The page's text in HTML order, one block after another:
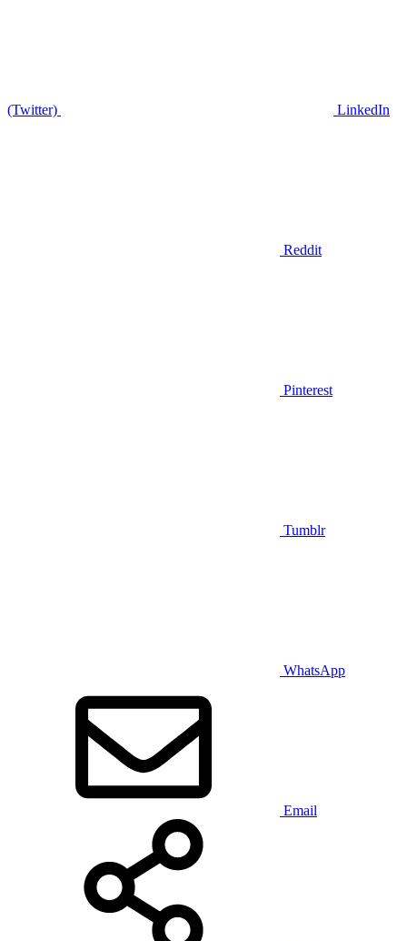
(Twitter) LinkedIn
Reddit
Pinterest
Tumblr
WhatsApp
Email